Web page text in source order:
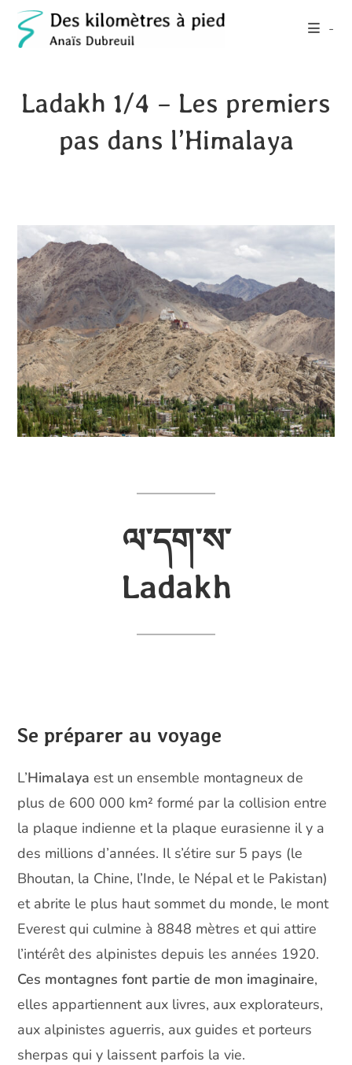
Skip
content
-
Ladakh 1/4 – Les premiers
pas dans l’Himalaya
ལ་དག་ས་
Ladakh
Se préparer au voyage
L’Himalaya est un ensemble montagneux de
plus de 600 000 km² formé par la collision entre
la plaque indienne et la plaque eurasienne il y a
des millions d’années. Il s’étire sur 5 pays (le
Bhoutan, la Chine, l’Inde, le Népal et le Pakistan)
et abrite le plus haut sommet du monde, le mont
Everest qui culmine à 8848 mètres et qui attire
l’intérêt des alpinistes depuis les années 1920.
Ces montagnes font partie de mon imaginaire,
elles appartiennent aux livres, aux explorateurs,
aux alpinistes aguerris, aux guides et porteurs
sherpas qui y laissent parfois la vie.